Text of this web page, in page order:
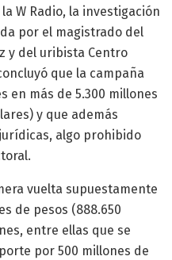
W Radio, la investigación
por el magistrado del
y del uribista Centro
que la campaña
en más de 5.300 millones
y que además
algo prohibido
vuelta supuestamente
de pesos (888.650
entre ellas que se
por 500 millones de